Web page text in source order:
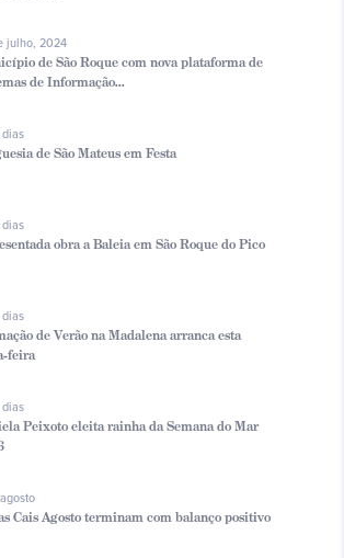
julho, 2024
de São Roque com nova plataforma de
de Informação...
dias
de São Mateus em Festa
dias
obra a Baleia em São Roque do Pico
dias
de Verão na Madalena arranca esta
feira
dias
Peixoto eleita rainha da Semana do Mar
Cais Agosto terminam com balanço positivo